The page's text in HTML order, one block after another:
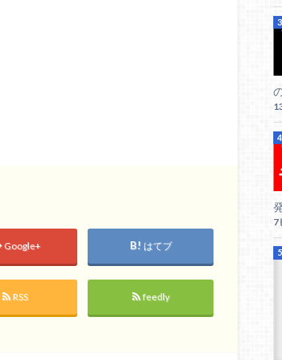
Google+ はてブ
RSS feedly
7